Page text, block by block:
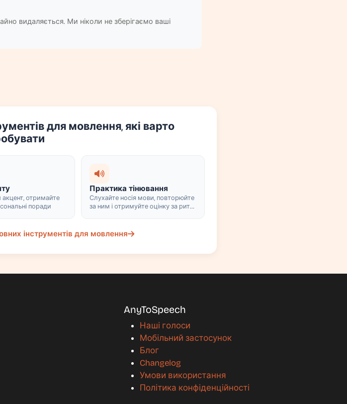
видаляється. Ми ніколи не зберігаємо ваші
для мовлення, які варто
акцент, отримайте
поради
Практика тінювання
Слухайте носія мови, повторюйте
за ним і отримуйте оцінку за ритм
інструментів для мовлення
AnyToSpeech
Наші голоси
Мобільний застосунок
Блог
Changelog
Умови використання
Політика конфіденційності